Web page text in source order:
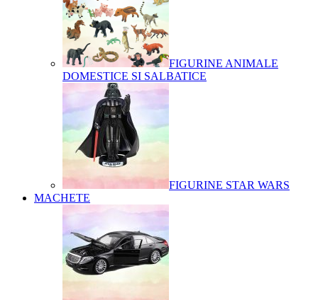
FIGURINE ANIMALE
DOMESTICE SI SALBATICE
FIGURINE STAR WARS
MACHETE